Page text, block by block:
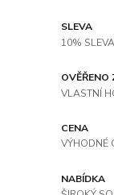
SLEVA
10%
OVĚŘENO
VLASTNÍ
CENA
VÝHODNÉ
NABÍDKA